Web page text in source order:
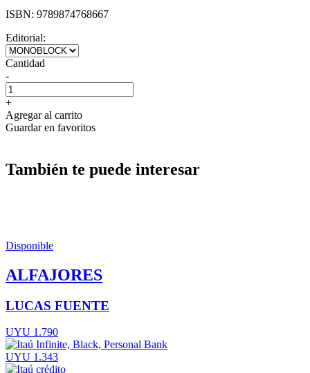
ISBN: 9789874768667
Editorial:
Cantidad
-
+
Agregar al carrito
Guardar en favoritos
También te puede interesar
Disponible
ALFAJORES
LUCAS FUENTE
UYU 1.790
UYU 1.343